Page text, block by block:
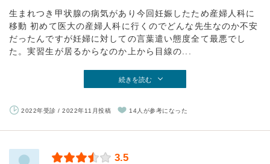
生まれつき甲状腺の病気があり今回妊娠したため産婦人科に
移動 初めて医大の産婦人科に行くのでどんな先生なのか不安
だったんですが妊婦に対しての言葉遣い態度全て最悪でし
た。実習生が居るからなのか上から目線の...
続きを読む
2022年受診 / 2022年11月投稿 14人が参考になった
3.5